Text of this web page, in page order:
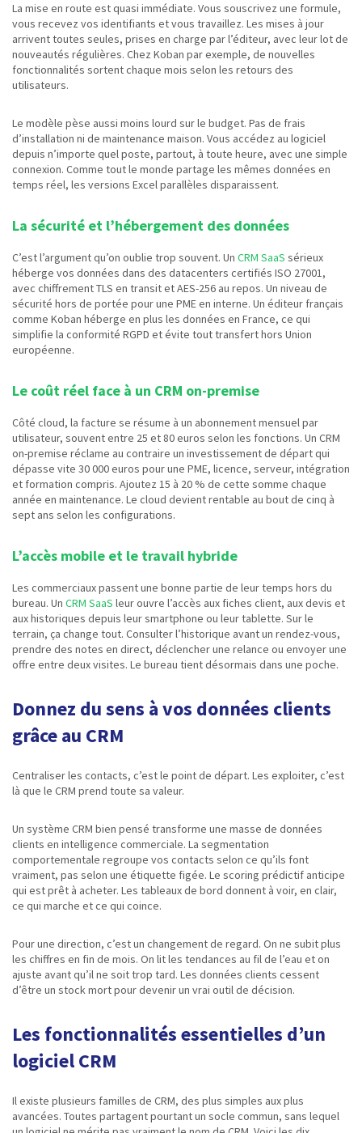
La mise en route est quasi immédiate. Vous souscrivez une formule,
vous recevez vos identifiants et vous travaillez. Les mises à jour
arrivent toutes seules, prises en charge par l’éditeur, avec leur lot de
nouveautés régulières. Chez Koban par exemple, de nouvelles
fonctionnalités sortent chaque mois selon les retours des
utilisateurs.
Le modèle pèse aussi moins lourd sur le budget. Pas de frais
d’installation ni de maintenance maison. Vous accédez au logiciel
depuis n’importe quel poste, partout, à toute heure, avec une simple
connexion. Comme tout le monde partage les mêmes données en
temps réel, les versions Excel parallèles disparaissent.
La sécurité et l’hébergement des données
C’est l’argument qu’on oublie trop souvent. Un CRM SaaS sérieux
héberge vos données dans des datacenters certifiés ISO 27001,
avec chiffrement TLS en transit et AES-256 au repos. Un niveau de
sécurité hors de portée pour une PME en interne. Un éditeur français
comme Koban héberge en plus les données en France, ce qui
simplifie la conformité RGPD et évite tout transfert hors Union
européenne.
Le coût réel face à un CRM on-premise
Côté cloud, la facture se résume à un abonnement mensuel par
utilisateur, souvent entre 25 et 80 euros selon les fonctions. Un CRM
on-premise réclame au contraire un investissement de départ qui
dépasse vite 30 000 euros pour une PME, licence, serveur, intégration
et formation compris. Ajoutez 15 à 20 % de cette somme chaque
année en maintenance. Le cloud devient rentable au bout de cinq à
sept ans selon les configurations.
L’accès mobile et le travail hybride
Les commerciaux passent une bonne partie de leur temps hors du
bureau. Un CRM SaaS leur ouvre l’accès aux fiches client, aux devis et
aux historiques depuis leur smartphone ou leur tablette. Sur le
terrain, ça change tout. Consulter l’historique avant un rendez-vous,
prendre des notes en direct, déclencher une relance ou envoyer une
offre entre deux visites. Le bureau tient désormais dans une poche.
Donnez du sens à vos données clients
grâce au CRM
Centraliser les contacts, c’est le point de départ. Les exploiter, c’est
là que le CRM prend toute sa valeur.
Un système CRM bien pensé transforme une masse de données
clients en intelligence commerciale. La segmentation
comportementale regroupe vos contacts selon ce qu’ils font
vraiment, pas selon une étiquette figée. Le scoring prédictif anticipe
qui est prêt à acheter. Les tableaux de bord donnent à voir, en clair,
ce qui marche et ce qui coince.
Pour une direction, c’est un changement de regard. On ne subit plus
les chiffres en fin de mois. On lit les tendances au fil de l’eau et on
ajuste avant qu’il ne soit trop tard. Les données clients cessent
d’être un stock mort pour devenir un vrai outil de décision.
Les fonctionnalités essentielles d’un
logiciel CRM
Il existe plusieurs familles de CRM, des plus simples aux plus
avancées. Toutes partagent pourtant un socle commun, sans lequel